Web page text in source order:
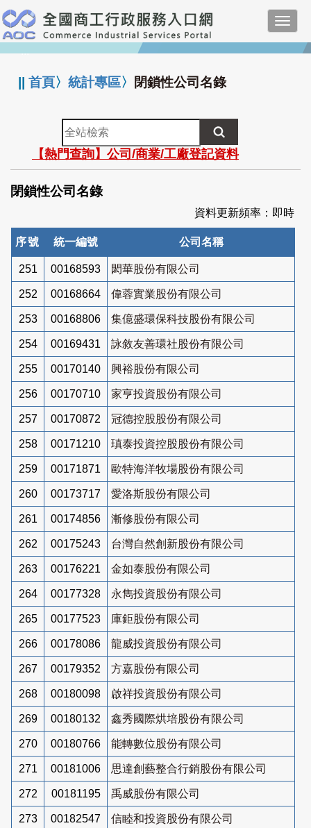
跳
到
主
要
:::
||首頁〉統計專區〉 閉鎖性公司名錄
全
站
檢
索
【熱門查詢】公司/商業/工廠登記資料
閉鎖性公司名錄
資料更新頻率：即時
序號 統一編號 公司名稱
251 00168593 閎華股份有限公司
252 00168664 偉蓉實業股份有限公司
253 00168806 集億盛環保科技股份有限公司
254 00169431 詠敘友善環社股份有限公司
255 00170140 興裕股份有限公司
256 00170710 家亨投資股份有限公司
257 00170872 冠德控股股份有限公司
258 00171210 瑱泰投資控股股份有限公司
259 00171871 歐特海洋牧場股份有限公司
260 00173717 愛洛斯股份有限公司
261 00174856 漸修股份有限公司
262 00175243 台灣自然創新股份有限公司
263 00176221 金如泰股份有限公司
264 00177328 永雋投資股份有限公司
265 00177523 庫鉅股份有限公司
266 00178086 龍威投資股份有限公司
267 00179352 方嘉股份有限公司
268 00180098 啟祥投資股份有限公司
269 00180132 鑫秀國際烘培股份有限公司
270 00180766 能轉數位股份有限公司
271 00181006 思達創藝整合行銷股份有限公司
272 00181195 禹威股份有限公司
273 00182547 信睦和投資股份有限公司